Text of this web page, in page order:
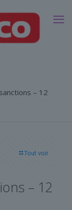
– 12
Tout voir
– 12